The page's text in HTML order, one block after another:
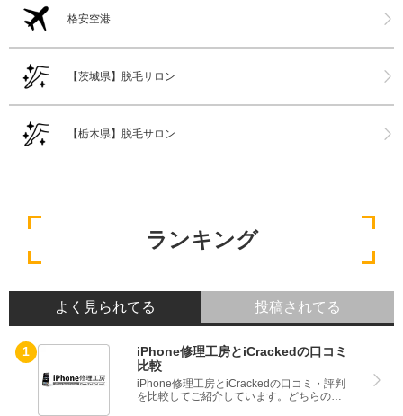
格安空港
【茨城県】脱毛サロン
【栃木県】脱毛サロン
ランキング
よく見られてる 投稿されてる
iPhone修理工房とiCrackedの口コミ
比較
iPhone修理工房とiCrackedの口コミ・評判
を比較してご紹介しています。どちらのサ